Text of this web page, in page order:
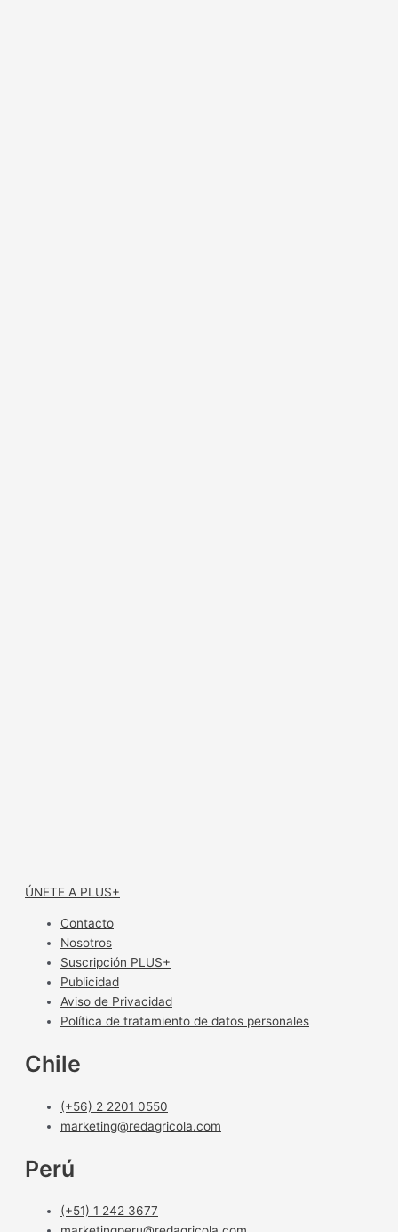
ÚNETE A PLUS+
Contacto
Nosotros
Suscripción PLUS+
Publicidad
Aviso de Privacidad
Política de tratamiento de datos personales
Chile
(+56) 2 2201 0550
marketing@redagricola.com
Perú
(+51) 1 242 3677